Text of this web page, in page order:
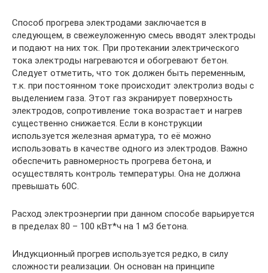
Способ прогрева электродами заключается в
следующем, в свежеуложенную смесь вводят электроды
и подают на них ток. При протекании электрического
тока электроды нагреваются и обогревают бетон.
Следует отметить, что ток должен быть переменным,
т.к. при постоянном токе происходит электролиз воды с
выделением газа. Этот газ экранирует поверхность
электродов, сопротивление тока возрастает и нагрев
существенно снижается. Если в конструкции
используется железная арматура, то её можно
использовать в качестве одного из электродов. Важно
обеспечить равномерность прогрева бетона, и
осуществлять контроль температуры. Она не должна
превышать 60С.
Расход электроэнергии при данном способе варьируется
в пределах 80 – 100 кВт*ч на 1 м3 бетона.
Индукционный прогрев используется редко, в силу
сложности реализации. Он основан на принципе